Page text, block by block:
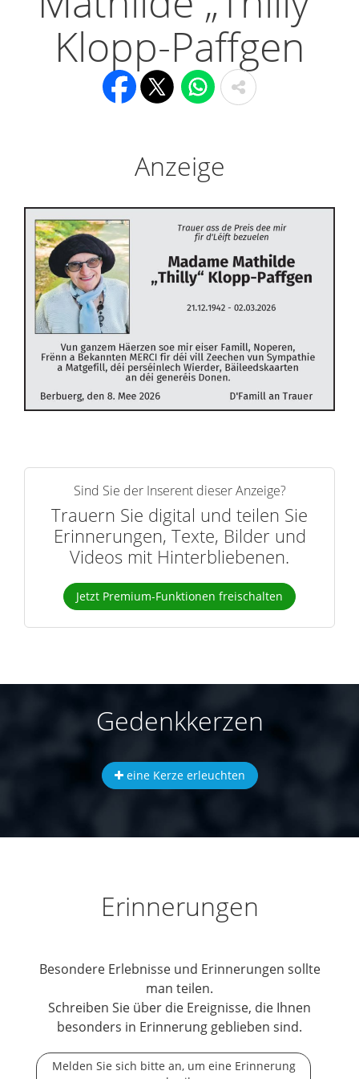
Klopp-Paffgen
Anzeige
Sind Sie der Inserent dieser Anzeige?
Trauern Sie digital und teilen Sie
Erinnerungen, Texte, Bilder und
Videos mit Hinterbliebenen.
Jetzt Premium-Funktionen freischalten
Gedenkkerzen
eine Kerze erleuchten
Erinnerungen
Besondere Erlebnisse und Erinnerungen sollte
man teilen.
Schreiben Sie über die Ereignisse, die Ihnen
besonders in Erinnerung geblieben sind.
Melden Sie sich bitte an, um eine Erinnerung